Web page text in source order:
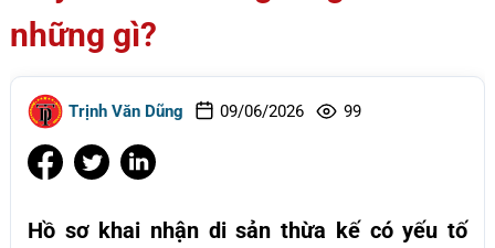
những gì?
Trịnh Văn Dũng 09/06/2026 99
Hồ sơ khai nhận di sản thừa kế có yếu tố